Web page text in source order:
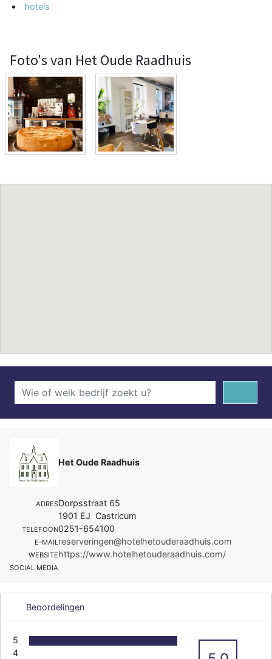
hotels
Foto's van Het Oude Raadhuis
Het Oude Raadhuis
ADRESDorpsstraat 65
1901 EJ Castricum
TELEFOON0251-654100
E-MAILreserveringen@hotelhetouderaadhuis.com
WEBSITEhttps://www.hotelhetouderaadhuis.com/
SOCIAL MEDIA
Beoordelingen
5
4